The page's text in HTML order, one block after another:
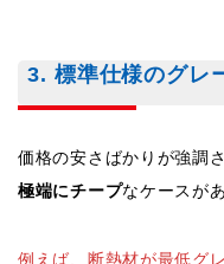
3. 標準仕様のグレ
価格の安さばかりが強調
極端にチープなケースが
例えば、断熱材が最低グ